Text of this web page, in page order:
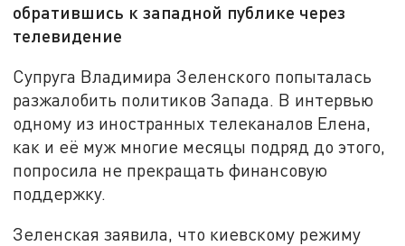
обратившись к западной публике через
телевидение
Супруга Владимира Зеленского попыталась
разжалобить политиков Запада. В интервью
одному из иностранных телеканалов Елена,
как и её муж многие месяцы подряд до этого,
попросила не прекращать финансовую
поддержку.
Зеленская заявила, что киевскому режиму